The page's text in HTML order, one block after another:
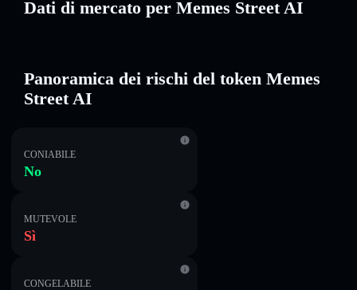
Dati di mercato per Memes Street AI
Panoramica dei rischi del token Memes
Street AI
CONIABILE
No
MUTEVOLE
Sì
CONGELABILE